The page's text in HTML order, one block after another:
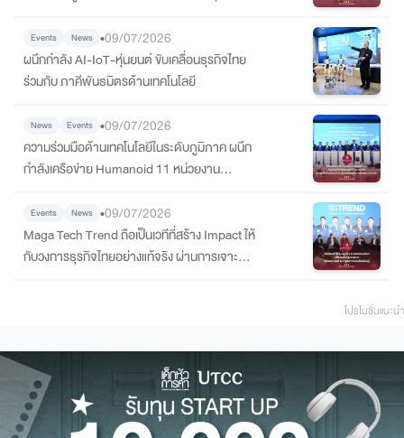
Events News •09/07/2026
ผนึกกำลัง AI-IoT-หุ่นยนต์ ขับเคลื่อนธุรกิจไทย
ร่วมกับ ภาคีพันธมิตรด้านเทคโนโลยี
News Events •09/07/2026
ความร่วมมือด้านเทคโนโลยีในระดับภูมิภาค ผนึก
กำลังเครือข่าย Humanoid 11 หน่วยงาน
สร้างสรรค์นวัตกรรมด้านหุ่นยนต์ฮิวแมนนอยด์
และปัญญาประดิษฐ์
Events News •09/07/2026
Maga Tech Trend ถือเป็นเวทีที่สร้าง Impact ให้
กับวงการธุรกิจไทยอย่างแท้จริง ผ่านการเจาะลึก
โปรโมชั่นแนะนํา